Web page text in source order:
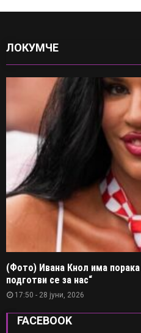
ЛОКУМЧЕ
(Фото) Ивана Кнол има порака
подготви се за нас“
17:50 - 28 јуни, 2026
FACEBOOK